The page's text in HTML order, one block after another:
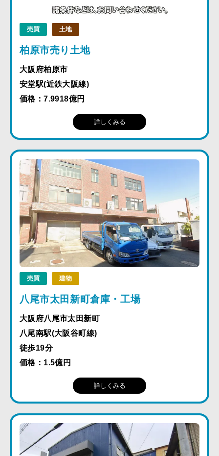
売買 土地
柏原市売り土地
大阪府柏原市
安堂駅(近鉄大阪線)
価格：7.9918億円
詳しくみる
売買 建物
八尾市太田新町倉庫・工場
大阪府八尾市太田新町
八尾南駅(大阪谷町線)
徒歩19分
価格：1.5億円
詳しくみる